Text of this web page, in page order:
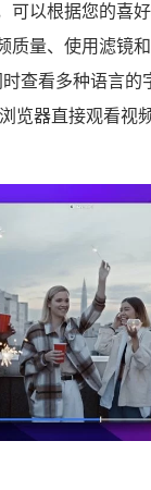
可以根据您的喜
质量、使用滤镜
查看多种语言的
览器直接观看视